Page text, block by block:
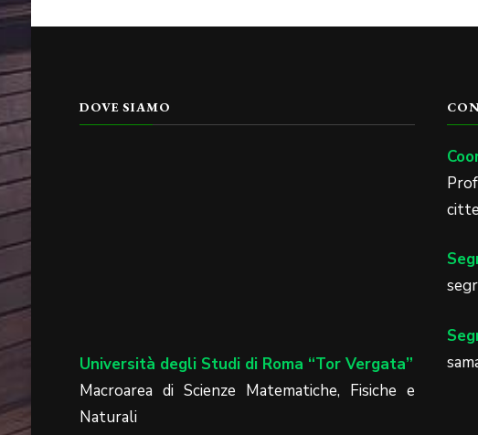
DOVE SIAMO
Università degli Studi di Roma “Tor Vergata”
Macroarea di Scienze Matematiche, Fisiche e
Naturali